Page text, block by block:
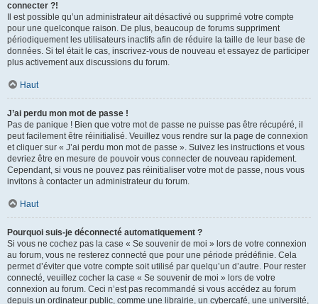
connecter ?!
Il est possible qu’un administrateur ait désactivé ou supprimé votre compte
pour une quelconque raison. De plus, beaucoup de forums suppriment
périodiquement les utilisateurs inactifs afin de réduire la taille de leur base de
données. Si tel était le cas, inscrivez-vous de nouveau et essayez de participer
plus activement aux discussions du forum.
Haut
J’ai perdu mon mot de passe !
Pas de panique ! Bien que votre mot de passe ne puisse pas être récupéré, il
peut facilement être réinitialisé. Veuillez vous rendre sur la page de connexion
et cliquer sur « J’ai perdu mon mot de passe ». Suivez les instructions et vous
devriez être en mesure de pouvoir vous connecter de nouveau rapidement.
Cependant, si vous ne pouvez pas réinitialiser votre mot de passe, nous vous
invitons à contacter un administrateur du forum.
Haut
Pourquoi suis-je déconnecté automatiquement ?
Si vous ne cochez pas la case « Se souvenir de moi » lors de votre connexion
au forum, vous ne resterez connecté que pour une période prédéfinie. Cela
permet d’éviter que votre compte soit utilisé par quelqu’un d’autre. Pour rester
connecté, veuillez cocher la case « Se souvenir de moi » lors de votre
connexion au forum. Ceci n’est pas recommandé si vous accédez au forum
depuis un ordinateur public, comme une librairie, un cybercafé, une université,